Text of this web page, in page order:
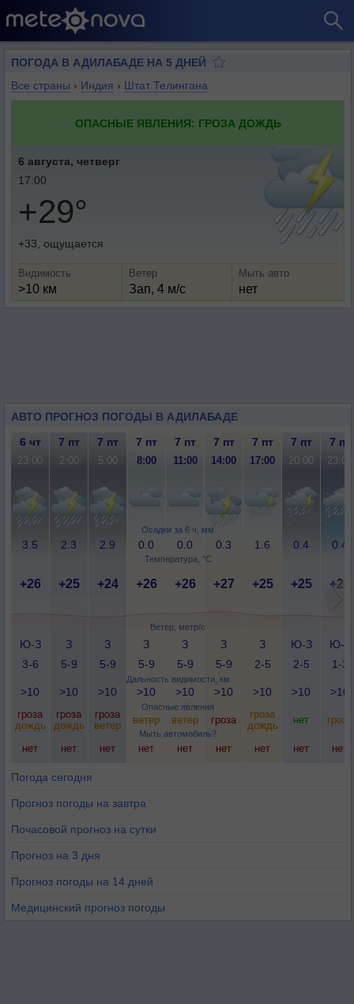
ПОГОДА В АДИЛАБАДЕ НА 5 ДНЕЙ
Все страны › Индия › Штат Телингана
ОПАСНЫЕ ЯВЛЕНИЯ: ГРОЗА ДОЖДЬ
6 августа, четверг
17:00
+29°
+33, ощущается
Видимость
>10 км
Ветер
Зап, 4 м/с
Мыть авто
нет
АВТО ПРОГНОЗ ПОГОДЫ В АДИЛАБАДЕ
Осадки за 6 ч, мм
Температура, °C
Ветер, метр/с
Дальность видимости, км
Опасные явления
Мыть автомобиль?
6 чт 7 пт 7 пт 7 пт 7 пт 7 пт 7 пт 7 пт 7 пт
23:00 2:00 5:00 8:00 11:00 14:00 17:00 20:00 23:00
3.5 2.3 2.9 0.0 0.0 0.3 1.6 0.4 0.4
+26 +25 +24 +26 +26 +27 +25 +25 +24
Ю-З
3-6
З
5-9
З
5-9
З
5-9
З
5-9
З
5-9
З
2-5
Ю-З
2-5
Ю-З
1-3
>10 >10 >10 >10 >10 >10 >10 >10 >10
гроза
дождь
гроза
дождь
гроза
ветер
ветер ветер гроза
гроза
дождь
нет гроза
нет нет нет нет нет нет нет нет нет
Погода сегодня
Прогноз погоды на завтра
Почасовой прогноз на сутки
Прогноз на 3 дня
Прогноз погоды на 14 дней
Медицинский прогноз погоды